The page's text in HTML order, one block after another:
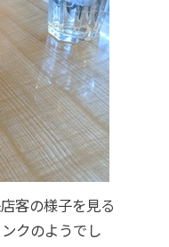
客の様子を見る
クのようでし